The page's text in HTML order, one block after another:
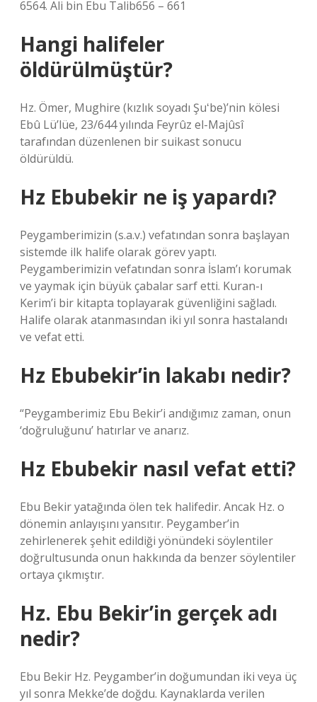
6564. Ali bin Ebu Talib656 – 661
Hangi halifeler
öldürülmüştür?
Hz. Ömer, Mughire (kızlık soyadı Şuʻbe)’nin kölesi
Ebû Lü’lüe, 23/644 yılında Feyrûz el-Majûsî
tarafından düzenlenen bir suikast sonucu
öldürüldü.
Hz Ebubekir ne iş yapardı?
Peygamberimizin (s.a.v.) vefatından sonra başlayan
sistemde ilk halife olarak görev yaptı.
Peygamberimizin vefatından sonra İslam’ı korumak
ve yaymak için büyük çabalar sarf etti. Kuran-ı
Kerim’i bir kitapta toplayarak güvenliğini sağladı.
Halife olarak atanmasından iki yıl sonra hastalandı
ve vefat etti.
Hz Ebubekir’in lakabı nedir?
“Peygamberimiz Ebu Bekir’i andığımız zaman, onun
‘doğruluğunu’ hatırlar ve anarız.
Hz Ebubekir nasıl vefat etti?
Ebu Bekir yatağında ölen tek halifedir. Ancak Hz. o
dönemin anlayışını yansıtır. Peygamber’in
zehirlenerek şehit edildiği yönündeki söylentiler
doğrultusunda onun hakkında da benzer söylentiler
ortaya çıkmıştır.
Hz. Ebu Bekir’in gerçek adı
nedir?
Ebu Bekir Hz. Peygamber’in doğumundan iki veya üç
yıl sonra Mekke’de doğdu. Kaynaklarda verilen